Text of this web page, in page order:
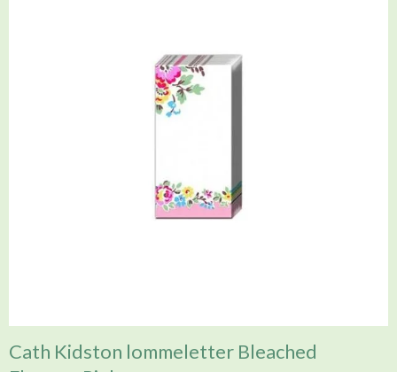
Cath Kidston lommeletter Bleached